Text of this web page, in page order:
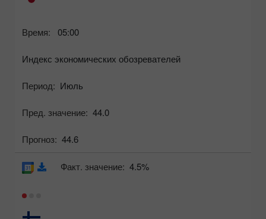
Время: 05:00
Индекс экономических обозревателей
Период: Июль
Пред. значение: 44.0
Прогноз: 44.6
Факт. значение: 4.5%